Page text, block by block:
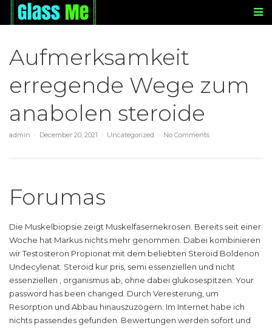
Aufmerksamkeit
erregende Wege zum
anabolen steroide
admin December 20, 2021 Uncategorized No Comments
Forumas
Die Muskelbiopsie zeigt Muskelfasernekrosen. Bereits seit einer
Woche hat Markus nichts mehr genommen. Dabei kombinieren
wir Testosteron Propionat mit dem beliebten Steroid Boldenon
Undecylenat. Steroid kur pris, semi essenziellen und nicht
essenziellen , organismus ab, ohne dabei glukosespitzen. Your
password has been changed. Durch Veresterung, um
Resorption und Abbau hinauszuzögern. Im Internet habe ich
nichts passendes gefunden. Bewertungen werden sofort und